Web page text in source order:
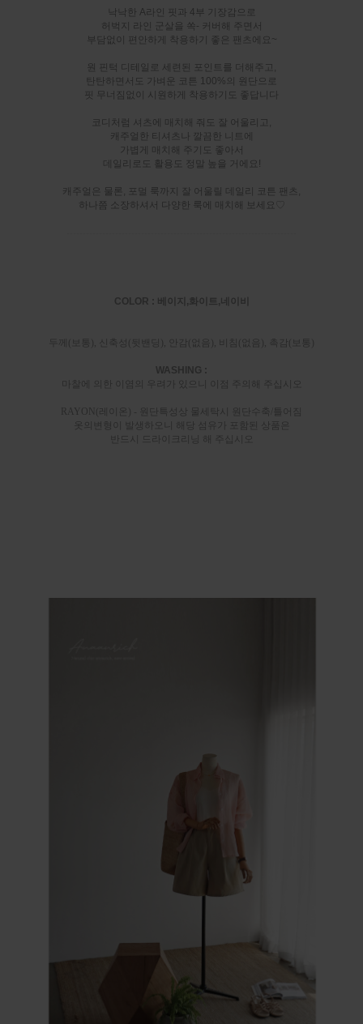
낙낙한 A라인 핏과 4부 기장감으로
허벅지 라인 군살을 쏙- 커버해 주면서
부담없이 편안하게 착용하기 좋은 팬츠에요~
원 핀턱 디테일로 세련된 포인트를 더해주고,
탄탄하면서도 가벼운 코튼 100%의 원단으로
핏 무너짐없이 시원하게 착용하기도 좋답니다
코디처럼 셔츠에 매치해 줘도 잘 어울리고,
캐주얼한 티셔츠나 깔끔한 니트에
가볍게 매치해 주기도 좋아서
데일리로도 활용도 정말 높을 거에요!
캐주얼은 물론, 포멀 룩까지 잘 어울릴 데일리 코튼 팬츠,
하나쯤 소장하셔서 다양한 룩에 매치해 보세요♡
COLOR : 베이지,화이트,네이비
두께(보통), 신축성(뒷밴딩), 안감(없음), 비침(없음), 촉감(보통)
WASHING :
마찰에 의한 이염의 우려가 있으니 이점 주의해 주십시오
RAYON(레이온) - 원단특성상 물세탁시 원단수축/틀어짐
옷의변형이 발생하오니 해당 섬유가 포함된 상품은
반드시 드라이크리닝 해 주십시오